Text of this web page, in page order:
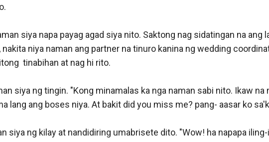
siya napa payag agad siya nito. Saktong nag sidatingan na ang
nakita niya naman ang partner na tinuro kanina ng wedding
tinabihan at nag hi rito.
siya ng tingin. "Kong minamalas ka nga naman sabi nito. Ikaw na
lang ang boses niya. At bakit did you miss me? pang- aasar ko
siya ng kilay at nandidiring umabrisete dito. "Wow! ha napapa